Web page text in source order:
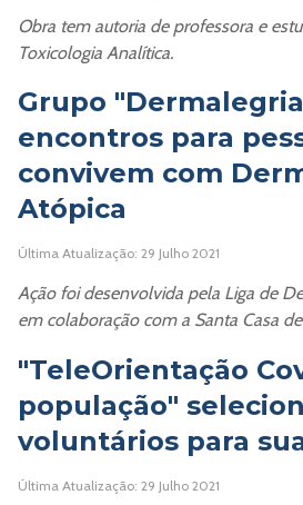
Obra tem autoria de professora e
Toxicologia Analítica.
Grupo
encontros para
convivem com
Atópica
Última Atualização: 29 Julho 2021
Ação foi desenvolvida pela Liga de
em colaboração com a Santa Casa
"TeleOrientação
população"
voluntários para
Última Atualização: 29 Julho 2021